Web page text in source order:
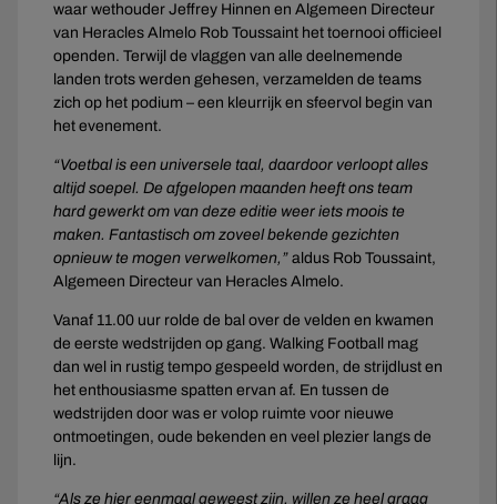
waar wethouder Jeffrey Hinnen en Algemeen Directeur
van Heracles Almelo Rob Toussaint het toernooi officieel
openden. Terwijl de vlaggen van alle deelnemende
landen trots werden gehesen, verzamelden de teams
zich op het podium – een kleurrijk en sfeervol begin van
het evenement.
“Voetbal is een universele taal, daardoor verloopt alles
altijd soepel. De afgelopen maanden heeft ons team
hard gewerkt om van deze editie weer iets moois te
maken. Fantastisch om zoveel bekende gezichten
opnieuw te mogen verwelkomen,” aldus Rob Toussaint,
Algemeen Directeur van Heracles Almelo.
Vanaf 11.00 uur rolde de bal over de velden en kwamen
de eerste wedstrijden op gang. Walking Football mag
dan wel in rustig tempo gespeeld worden, de strijdlust en
het enthousiasme spatten ervan af. En tussen de
wedstrijden door was er volop ruimte voor nieuwe
ontmoetingen, oude bekenden en veel plezier langs de
lijn.
“Als ze hier eenmaal geweest zijn, willen ze heel graag